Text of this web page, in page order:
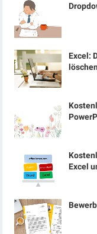
Excel:
löschen
Excel